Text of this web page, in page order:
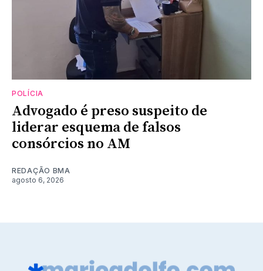
POLÍCIA
Advogado é preso suspeito de
liderar esquema de falsos
consórcios no AM
REDAÇÃO BMA
agosto 6, 2026